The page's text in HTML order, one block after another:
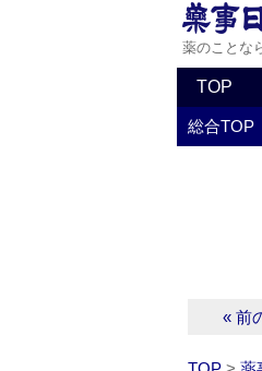
薬のことな
TOP
総合TOP
« 前